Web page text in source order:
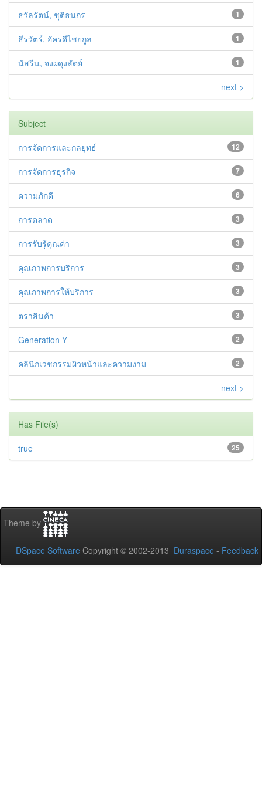
1
ธวัลรัตน์, ชุติธนกร
1
ธีรวัตร์, อัครดีไชยกูล
1
นัสรีน, จงผดุงสัตย์
next >
Subject
12
การจัดการและกลยุทธ์
7
การจัดการธุรกิจ
6
ความภักดี
3
การตลาด
3
การรับรู้คุณค่า
3
คุณภาพการบริการ
3
คุณภาพการให้บริการ
3
ตราสินค้า
2
Generation Y
2
คลินิกเวชกรรมผิวหน้าและความงาม
next >
Has File(s)
25
true
Theme by
DSpace Software Copyright © 2002-2013 Duraspace - Feedback